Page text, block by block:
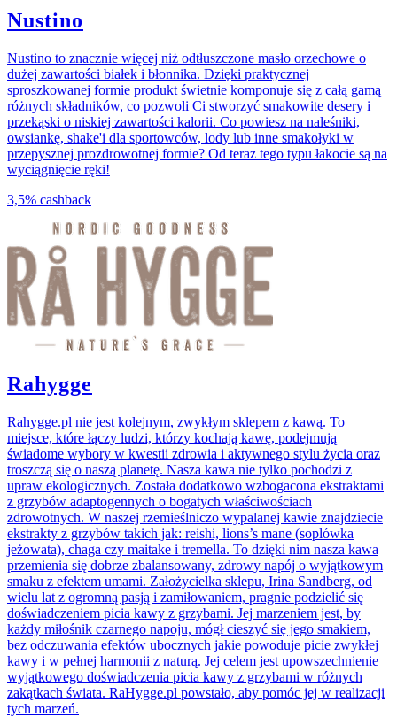
Nustino
Nustino to znacznie więcej niż odtłuszczone masło orzechowe o
dużej zawartości białek i błonnika. Dzięki praktycznej
sproszkowanej formie produkt świetnie komponuje się z całą gamą
różnych składników, co pozwoli Ci stworzyć smakowite desery i
przekąski o niskiej zawartości kalorii. Co powiesz na naleśniki,
owsiankę, shake'i dla sportowców, lody lub inne smakołyki w
przepysznej prozdrowotnej formie? Od teraz tego typu łakocie są na
wyciągnięcie ręki!
3,5% cashback
Rahygge
Rahygge.pl nie jest kolejnym, zwykłym sklepem z kawą. To
miejsce, które łączy ludzi, którzy kochają kawę, podejmują
świadome wybory w kwestii zdrowia i aktywnego stylu życia oraz
troszczą się o naszą planetę. Nasza kawa nie tylko pochodzi z
upraw ekologicznych. Została dodatkowo wzbogacona ekstraktami
z grzybów adaptogennych o bogatych właściwościach
zdrowotnych. W naszej rzemieślniczo wypalanej kawie znajdziecie
ekstrakty z grzybów takich jak: reishi, lions’s mane (soplówka
jeżowata), chaga czy maitake i tremella. To dzięki nim nasza kawa
przemienia się dobrze zbalansowany, zdrowy napój o wyjątkowym
smaku z efektem umami. Założycielka sklepu, Irina Sandberg, od
wielu lat z ogromną pasją i zamiłowaniem, pragnie podzielić się
doświadczeniem picia kawy z grzybami. Jej marzeniem jest, by
każdy miłośnik czarnego napoju, mógł cieszyć się jego smakiem,
bez odczuwania efektów ubocznych jakie powoduje picie zwykłej
kawy i w pełnej harmonii z naturą. Jej celem jest upowszechnienie
wyjątkowego doświadczenia picia kawy z grzybami w różnych
zakątkach świata. RaHygge.pl powstało, aby pomóc jej w realizacji
tych marzeń.